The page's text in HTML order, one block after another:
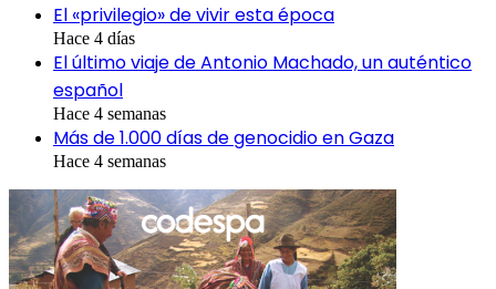
El «privilegio» de vivir esta época
Hace 4 días
El último viaje de Antonio Machado, un auténtico
español
Hace 4 semanas
Más de 1.000 días de genocidio en Gaza
Hace 4 semanas